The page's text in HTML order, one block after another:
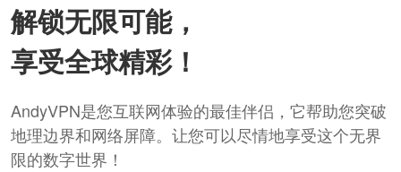
解锁无限可能，
享受全球精彩！
AndyVPN是您互联网体验的最佳伴侣，它帮助您突破
地理边界和网络屏障。让您可以尽情地享受这个无界
限的数字世界！